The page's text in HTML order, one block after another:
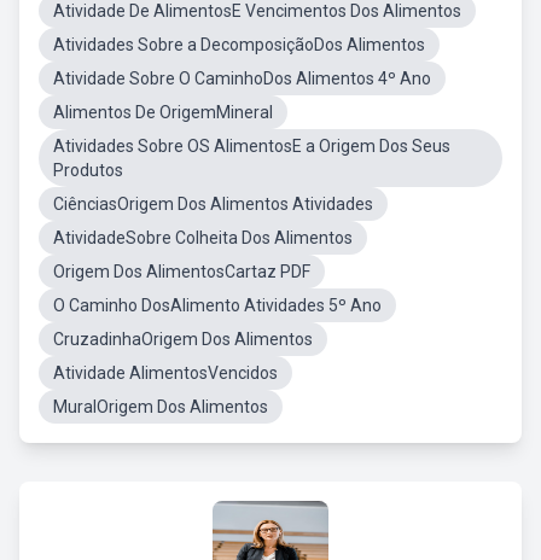
Atividade De AlimentosE Vencimentos Dos Alimentos
Atividades Sobre a DecomposiçãoDos Alimentos
Atividade Sobre O CaminhoDos Alimentos 4º Ano
Alimentos De OrigemMineral
Atividades Sobre OS AlimentosE a Origem Dos Seus
Produtos
CiênciasOrigem Dos Alimentos Atividades
AtividadeSobre Colheita Dos Alimentos
Origem Dos AlimentosCartaz PDF
O Caminho DosAlimento Atividades 5º Ano
CruzadinhaOrigem Dos Alimentos
Atividade AlimentosVencidos
MuralOrigem Dos Alimentos